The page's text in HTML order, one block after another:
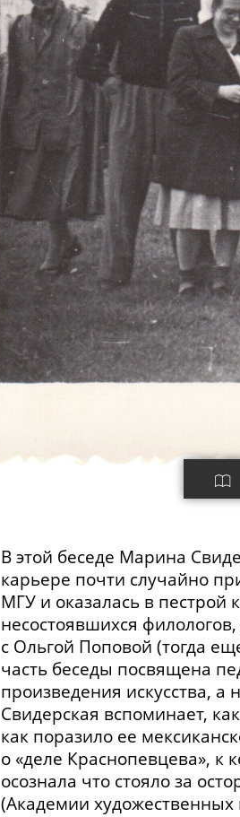
В этой беседе Марина
карьере почти случайно
МГУ и оказалась в
несостоявшихся
с Ольгой Поповой (тогда
часть беседы посвящена
произведения искусства, а
Свидерская вспоминает,
как поразило ее
о «деле Краснопевцева», к
осознала что стояло за
(Академии